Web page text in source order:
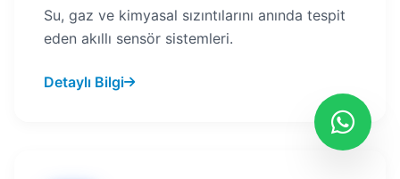
Su, gaz ve kimyasal sızıntılarını anında tespit
eden akıllı sensör sistemleri.
Detaylı Bilgi